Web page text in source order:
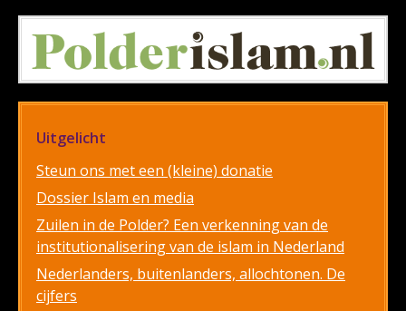
Uitgelicht
Steun ons met een (kleine) donatie
Dossier Islam en media
Zuilen in de Polder? Een verkenning van de
institutionalisering van de islam in Nederland
Nederlanders, buitenlanders, allochtonen. De
cijfers